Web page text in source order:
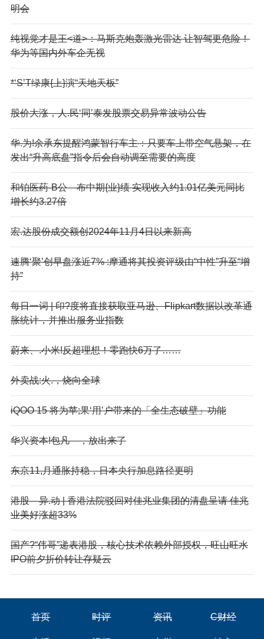
明会
纯视觉才是王<道>：马斯克炮轰激光雷达 让智驾更危险！
华为等国内外车企无视
*‘S’T绿康{上}演“天地天板”
股价大涨，人.民‘同’泰发股票交易异常波动公告
华.为!余承东提醒鸿蒙智行车主：只要车上带空气悬架，在
发出“升高底盘”指令后会自动调至需要的高度
和铂医药-B公—布中期{业}绩 实现收入约1.01亿美元同比
增长约3.27倍
宏.达股份成交额创2024年11月4日以来新高
速腾‘聚’创早盘涨近7% :摩通将其投资评级由“中性”升至“增
持”
每日一词 | 印?度将直接获取亚马逊、Flipkart数据以改革通
胀统计，并推出服务业指数
蔚来、.小米!反超理想！零跑快6万了……
外卖战:火.，烧向全球
iQOO 15 将为苹;果‘用’户带来的「全生态破壁」功能
华兴资本!包凡—，放出来了
东京11,月通胀持稳，日本央行加息路径更明
港股—异.动 | 香港法院驳回对佳兆业集团的清盘呈请 佳兆
业美好涨超33%
国产?“伟哥”递表港股，核心技术依赖外部授权，旺山旺水
IPO前夕折价转让存疑云
首页 时评 资讯 C财经